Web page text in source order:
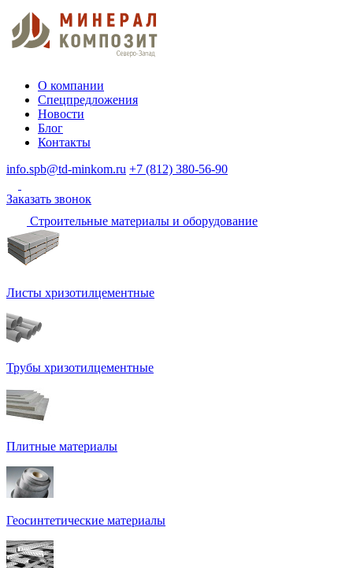
О компании
Спецпредложения
Новости
Блог
Контакты
info.spb@td-minkom.ru +7 (812) 380-56-90
Заказать звонок
Строительные материалы и оборудование
Листы хризотилцементные
Трубы хризотилцементные
Плитные материалы
Геосинтетические материалы